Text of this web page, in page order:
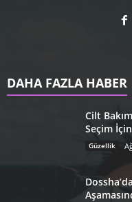
DAHA FAZLA HABER
Cilt
Seçim
Güzellik